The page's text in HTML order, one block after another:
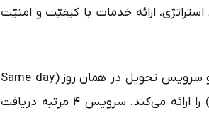
ارائه خدمات با کیفیّت و امنیّت
خدمات تی‌نکست در تمام مناطق ۲۲ گانه شهر تهران است و دو سرویس تحویل در همان روز (Same day
delivery) و سرویس تحویل تا روز بعدی (Next day delivery) را ارائه می‌کند. سرویس ۴ مرتبه دریافت